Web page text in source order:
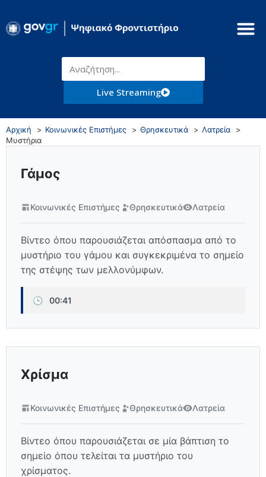
Live Streaming
Αρχική Κοινωνικές Επιστήμες Θρησκευτικά
Λατρεία
Μυστήρια
Γάμος
Κοινωνικές Επιστήμες Θρησκευτικά Λατρεία
Βίντεο όπου παρουσιάζεται απόσπασμα από το
μυστήριο του γάμου και συγκεκριμένα το σημείο
της στέψης των μελλονύμφων.
🕒 00:41
Χρίσμα
Κοινωνικές Επιστήμες Θρησκευτικά Λατρεία
Βίντεο όπου παρουσιάζεται σε μία βάπτιση το
σημείο όπου τελείται τα μυστήριο του
χρίσματος.